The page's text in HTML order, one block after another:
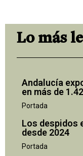
Lo más
Andalucía
en más de
Portada
Los despidos
desde 2024
Portada